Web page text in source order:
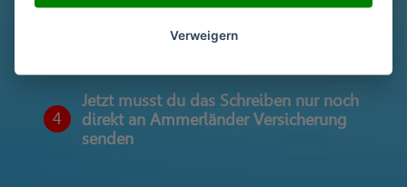
Unterschriebe das Schreiben mit deinem
Namen oder lade eine Unterschrift hoch
4
Jetzt musst du das Schreiben nur noch
direkt an Ammerländer Versicherung
senden
Verweigern